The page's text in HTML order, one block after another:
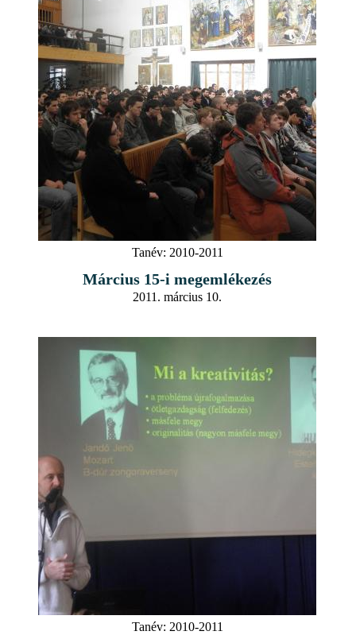
Tanév: 2010-2011
Március 15-i megemlékezés
2011. március 10.
Tanév: 2010-2011